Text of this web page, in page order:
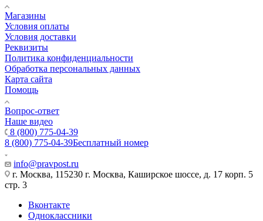
Магазины
Условия оплаты
Условия доставки
Реквизиты
Политика конфиденциальности
Обработка персональных данных
Карта сайта
Помощь
Вопрос-ответ
Наше видео
8 (800) 775-04-39
8 (800) 775-04-39Бесплатный номер
info@pravpost.ru
г. Москва, 115230 г. Москва, Каширское шоссе, д. 17 корп. 5
стр. 3
Вконтакте
Одноклассники